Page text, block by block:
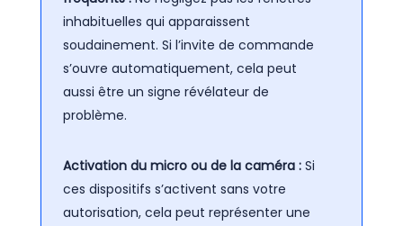
inhabituelles qui apparaissent
soudainement. Si l’invite de commande
s’ouvre automatiquement, cela peut
aussi être un signe révélateur de
problème.
Activation du micro ou de la caméra : Si
ces dispositifs s’activent sans votre
autorisation, cela peut représenter une